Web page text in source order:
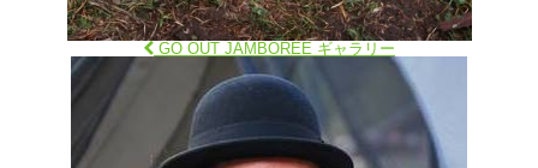
GO OUT JAMBOREE ギャラリー